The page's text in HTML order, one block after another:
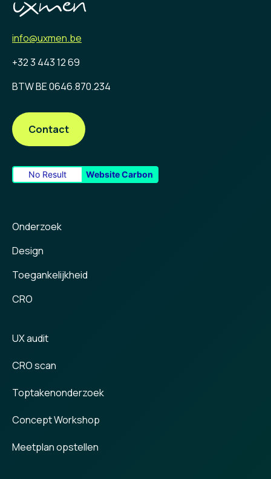
info@uxmen.be
+32 3 443 12 69
BTW BE 0646.870.234
Contact
No Result Website Carbon
Onderzoek
Design
Toegankelijkheid
CRO
UX audit
CRO scan
Toptakenonderzoek
Concept Workshop
Meetplan opstellen